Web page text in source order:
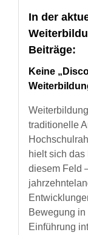
In der
Beiträge:
Keine
traditionelle
hielt sich
diesem Feld
Bewegung
Einführung